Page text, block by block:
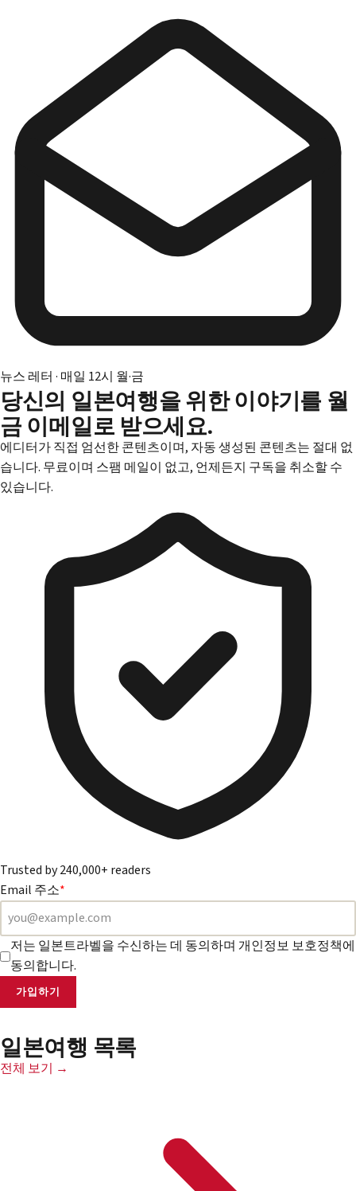
뉴스 레터 · 매일 12시 월·금
당신의 일본여행을 위한 이야기를 월
금 이메일로 받으세요.
에디터가 직접 엄선한 콘텐츠이며, 자동 생성된 콘텐츠는 절대 없
습니다. 무료이며 스팸 메일이 없고, 언제든지 구독을 취소할 수
있습니다.
Trusted by 240,000+ readers
Email 주소*
저는 일본트라벨을 수신하는 데 동의하며 개인정보 보호정책에
동의합니다.
가입하기
일본여행 목록
전체 보기 →